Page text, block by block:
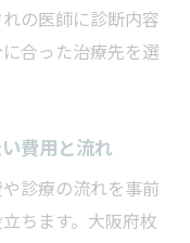
の医師に診断内容
合った治療先を選
費用と流れ
診療の流れを事前
ちます。大阪府枚